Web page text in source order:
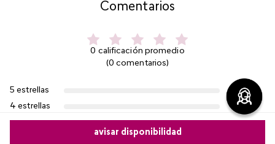
avisar disponibilidad
Comentarios
0 calificación promedio
(0 comentarios)
5 estrellas
0%
4 estrellas
0%
3 estrellas
0%